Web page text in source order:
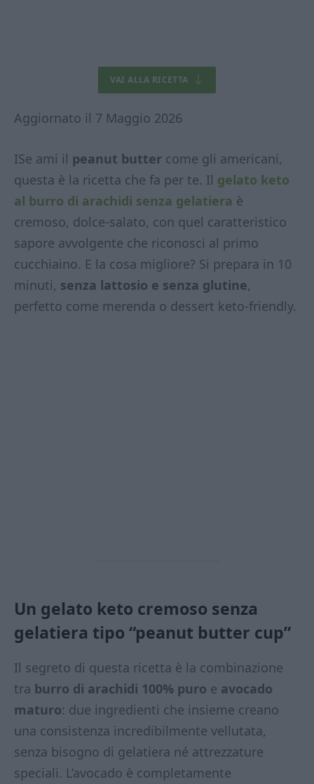
VAI ALLA RICETTA
Aggiornato il 7 Maggio 2026
ISe ami il peanut butter come gli americani,
questa è la ricetta che fa per te. Il gelato keto
al burro di arachidi senza gelatiera è
cremoso, dolce-salato, con quel caratteristico
sapore avvolgente che riconosci al primo
cucchiaino. E la cosa migliore? Si prepara in 10
minuti, senza lattosio e senza glutine,
perfetto come merenda o dessert keto-friendly.
Un gelato keto cremoso senza
gelatiera tipo “peanut butter cup”
Il segreto di questa ricetta è la combinazione
tra burro di arachidi 100% puro e avocado
maturo: due ingredienti che insieme creano
una consistenza incredibilmente vellutata,
senza bisogno di gelatiera né attrezzature
speciali. L’avocado è completamente